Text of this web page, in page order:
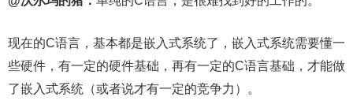
现在的C语言，基本都是嵌入式系统了，嵌入式系统需要懂一
些硬件，有一定的硬件基础，再有一定的C语言基础，才能做
了嵌入式系统（或者说才有一定的竞争力）。